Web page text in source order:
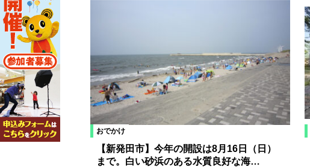
おでかけ
【新発田市】今年の開設は8月16日（日）
まで。白い砂浜のある水質良好な海…